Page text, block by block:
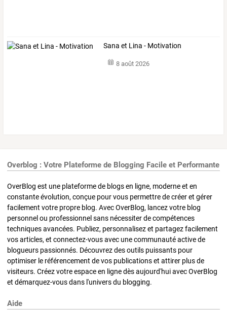
Sana et Lina - Motivation
8 août 2026
Overblog : Votre Plateforme de Blogging Facile et Performante
OverBlog est une plateforme de blogs en ligne, moderne et en
constante évolution, conçue pour vous permettre de créer et gérer
facilement votre propre blog. Avec OverBlog, lancez votre blog
personnel ou professionnel sans nécessiter de compétences
techniques avancées. Publiez, personnalisez et partagez facilement
vos articles, et connectez-vous avec une communauté active de
blogueurs passionnés. Découvrez des outils puissants pour
optimiser le référencement de vos publications et attirer plus de
visiteurs. Créez votre espace en ligne dès aujourd'hui avec OverBlog
et démarquez-vous dans l'univers du blogging.
Aide